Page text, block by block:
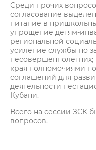
Среди прочих
согласование
питание в
упрощение детям-
региональной
усиление службы по
несовершеннолетних;
края полномочиями
соглашений для
деятельности
Кубани.
Всего на сессии ЗСК
вопросов.